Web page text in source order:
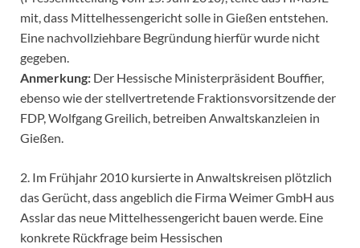
mit, dass Mittelhessengericht solle in Gießen entstehen.
Eine nachvollziehbare Begründung hierfür wurde nicht
gegeben.
Anmerkung: Der Hessische Ministerpräsident Bouffier,
ebenso wie der stellvertretende Fraktionsvorsitzende der
FDP, Wolfgang Greilich, betreiben Anwaltskanzleien in
Gießen.
2. Im Frühjahr 2010 kursierte in Anwaltskreisen plötzlich
das Gerücht, dass angeblich die Firma Weimer GmbH aus
Asslar das neue Mittelhessengericht bauen werde. Eine
konkrete Rückfrage beim Hessischen